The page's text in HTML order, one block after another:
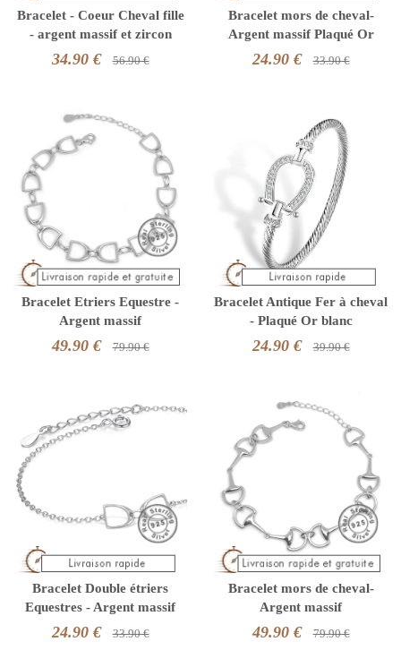
Bracelet - Coeur Cheval fille
- argent massif et zircon
34.90 € 56.90 €
Bracelet mors de cheval-
Argent massif Plaqué Or
24.90 € 33.90 €
Bracelet Etriers Equestre -
Argent massif
49.90 € 79.90 €
Bracelet Antique Fer à cheval
- Plaqué Or blanc
24.90 € 39.90 €
Bracelet Double étriers
Equestres - Argent massif
24.90 € 33.90 €
Bracelet mors de cheval-
Argent massif
49.90 € 79.90 €